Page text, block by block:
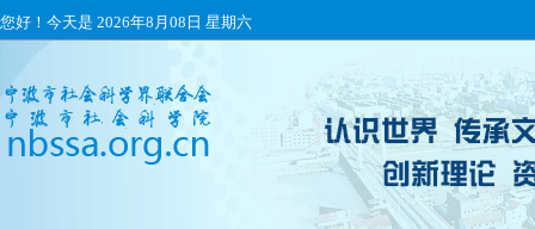
您好！今天是 2026年8月08日 星期六